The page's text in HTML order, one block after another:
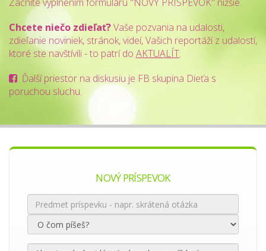
Chcete niečo zdieľať?Vaše pozvania na udalosti,
zdieľanie noviniek, stránok, videí, Vašich reportáží z udalostí,
ktoré ste navštívili - to patrí do AKTUALÍT.
Ďalší priestor na diskusiu je FB skupina Dieťa s
poruchou sluchu.
NOVÝ PRÍSPEVOK